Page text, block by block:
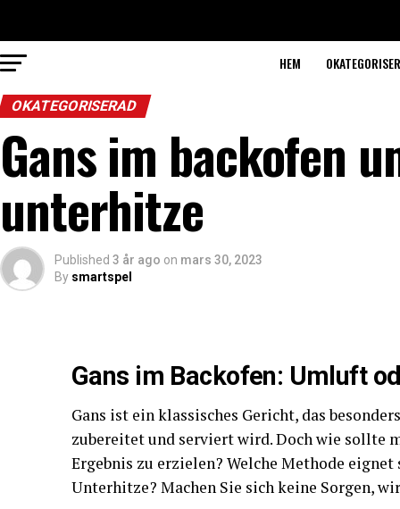
HEM
OKATEGORISERAD
Gans im backofen
unterhitze
Published 3 år ago on mars 30, 2023
By smartspel
Gans im Backofen: Umluft
Gans ist ein klassisches Gericht, das
zubereitet und serviert wird. Doch wie sollte
Ergebnis zu erzielen? Welche Methode
Unterhitze? Machen Sie sich keine Sorgen,